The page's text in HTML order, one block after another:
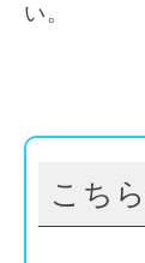
い。
こち